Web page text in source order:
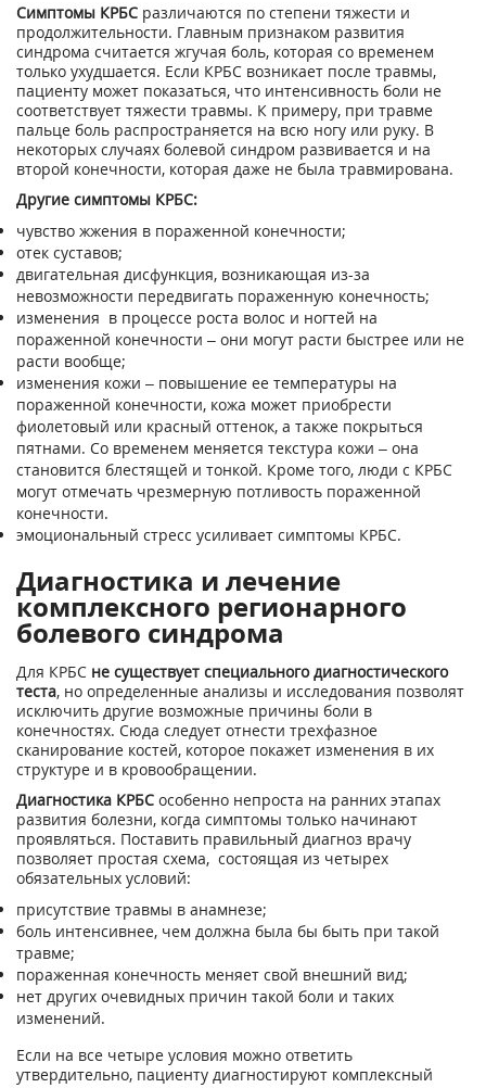
Симптомы КРБС различаются по степени тяжести и
продолжительности. Главным признаком развития
синдрома считается жгучая боль, которая со временем
только ухудшается. Если КРБС возникает после травмы,
пациенту может показаться, что интенсивность боли не
соответствует тяжести травмы. К примеру, при травме
пальце боль распространяется на всю ногу или руку. В
некоторых случаях болевой синдром развивается и на
второй конечности, которая даже не была травмирована.
Другие симптомы КРБС:
чувство жжения в пораженной конечности;
отек суставов;
двигательная дисфункция, возникающая из-за
невозможности передвигать пораженную конечность;
изменения в процессе роста волос и ногтей на
пораженной конечности – они могут расти быстрее или не
расти вообще;
изменения кожи – повышение ее температуры на
пораженной конечности, кожа может приобрести
фиолетовый или красный оттенок, а также покрыться
пятнами. Со временем меняется текстура кожи – она
становится блестящей и тонкой. Кроме того, люди с КРБС
могут отмечать чрезмерную потливость пораженной
конечности.
эмоциональный стресс усиливает симптомы КРБС.
Диагностика и лечение
комплексного регионарного
болевого синдрома
Для КРБС не существует специального диагностического
теста, но определенные анализы и исследования позволят
исключить другие возможные причины боли в
конечностях. Сюда следует отнести трехфазное
сканирование костей, которое покажет изменения в их
структуре и в кровообращении.
Диагностика КРБС особенно непроста на ранних этапах
развития болезни, когда симптомы только начинают
проявляться. Поставить правильный диагноз врачу
позволяет простая схема, состоящая из четырех
обязательных условий:
присутствие травмы в анамнезе;
боль интенсивнее, чем должна была бы быть при такой
травме;
пораженная конечность меняет свой внешний вид;
нет других очевидных причин такой боли и таких
изменений.
Если на все четыре условия можно ответить
утвердительно, пациенту диагностируют комплексный